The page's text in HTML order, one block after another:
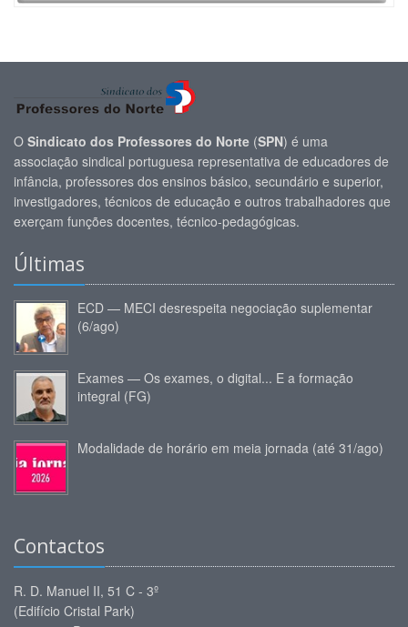
O Sindicato dos Professores do Norte (SPN) é uma
associação sindical portuguesa representativa de educadores de
infância, professores dos ensinos básico, secundário e superior,
investigadores, técnicos de educação e outros trabalhadores que
exerçam funções docentes, técnico-pedagógicas.
Últimas
ECD — MECI desrespeita negociação suplementar
(6/ago)
Exames — Os exames, o digital... E a formação
integral (FG)
Modalidade de horário em meia jornada (até 31/ago)
Contactos
R. D. Manuel II, 51 C - 3º
(Edifício Cristal Park)